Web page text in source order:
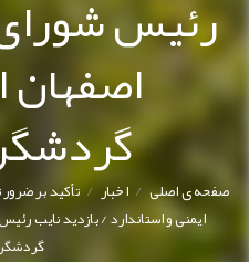
رئیس شورای
اصفهان
صفحه ی اصلی/اخبار/تأکید بر ضرور
ایمنی و استاندارد / بازدید نایب